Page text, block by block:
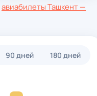
авиабилеты Ташкент —
90 дней 180 дней